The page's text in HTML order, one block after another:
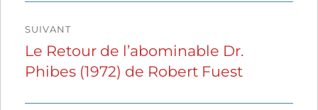
SUIVANT
Publication
suivante :
Le Retour de l’abominable Dr.
Phibes (1972) de Robert Fuest